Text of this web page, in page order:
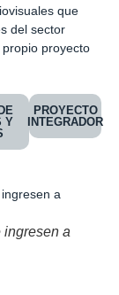
que
del sector
proyecto
Y
PROYECTO
INTEGRADOR
ingresen a